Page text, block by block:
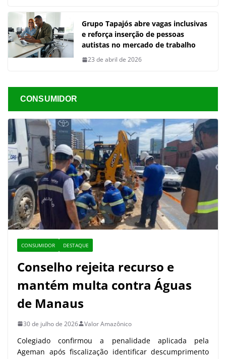
Grupo Tapajós abre vagas inclusivas
e reforça inserção de pessoas
autistas no mercado de trabalho
23 de abril de 2026
CONSUMIDOR
CONSUMIDOR DESTAQUE
Conselho rejeita recurso e
mantém multa contra Águas
de Manaus
30 de julho de 2026 Valor Amazônico
Colegiado confirmou a penalidade aplicada pela
Ageman após fiscalização identificar descumprimento